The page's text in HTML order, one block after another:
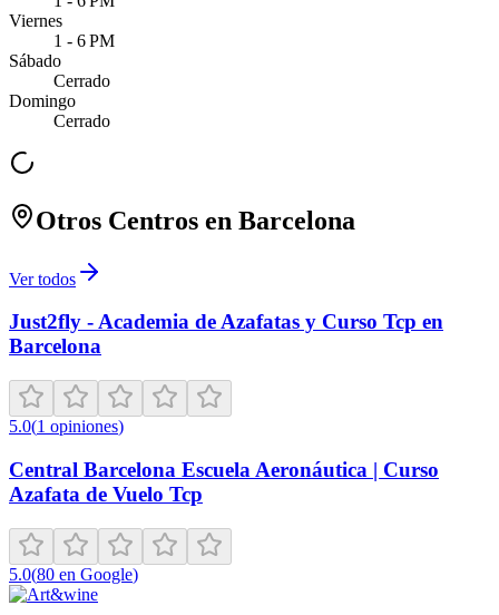
Viernes
1 - 6 PM
Sábado
Cerrado
Domingo
Cerrado
Otros Centros en Barcelona
Ver todos
Just2fly - Academia de Azafatas y Curso Tcp en
Barcelona
5.0(1 opiniones)
Central Barcelona Escuela Aeronáutica | Curso
Azafata de Vuelo Tcp
5.0(80 en Google)